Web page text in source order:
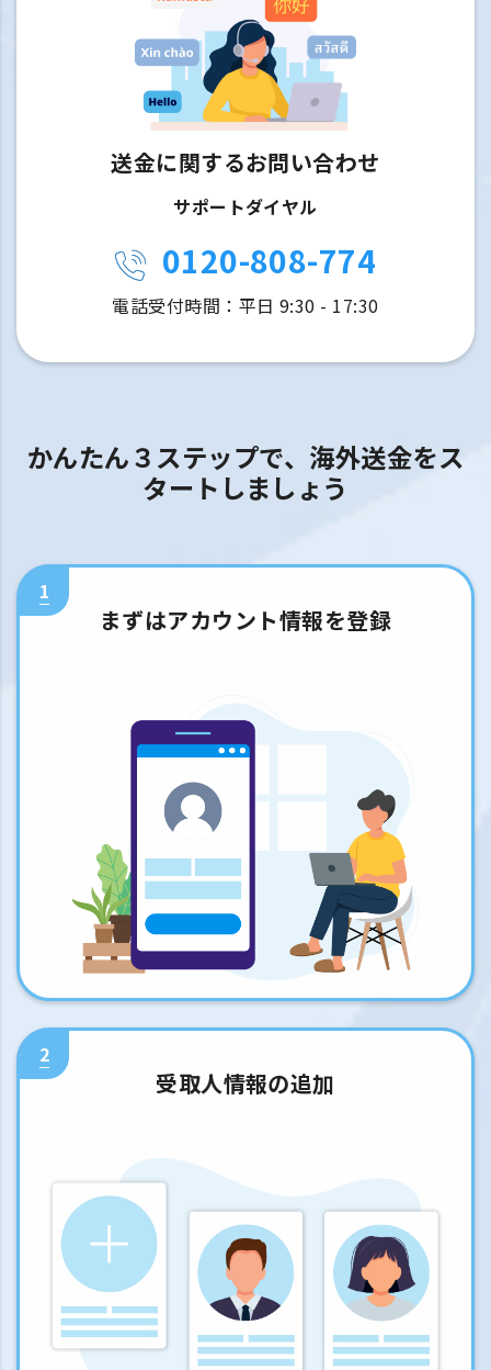
送金に関するお問い合わせ
サポートダイヤル
0120-808-774
電話受付時間：平日 9:30 - 17:30
かんたん３ステップで、海外送金をス
タートしましょう
1
まずはアカウント情報を登録
2
受取人情報の追加